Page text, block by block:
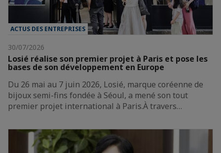
ACTUS DES ENTREPRISES
30/07/2026
Losié réalise son premier projet à Paris et pose les
bases de son développement en Europe
Du 26 mai au 7 juin 2026, Losié, marque coréenne de
bijoux semi-fins fondée à Séoul, a mené son tout
premier projet international à Paris.À travers…